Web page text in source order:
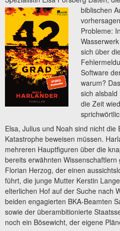
biblischen
Probleme:
sich über
Software
warum?
sich
die Zeit
Elsa, Julius und Noah sind nicht die
Katastrophe beweisen müssen.
mehreren Hauptfiguren über die
bereits erwähnten
Florian Herzog, der einen
führt, die junge Mutter Kerstin
elterlichen Hof auf der Suche nach
beiden engagierten BKA-Beamten
sowie der überambitionierte
noch ein Bösewicht, der eigene